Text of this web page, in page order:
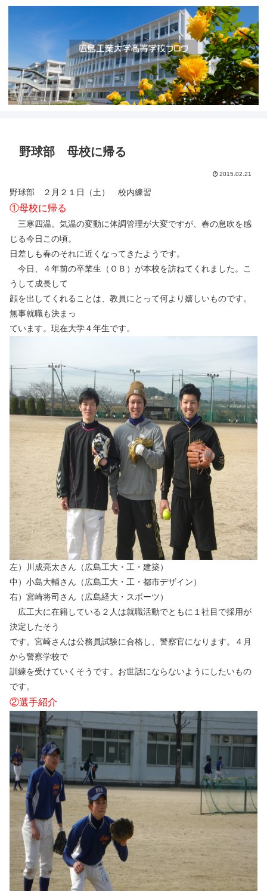
野球部 母校に帰る
2015.02.21
野球部 ２月２１日（土） 校内練習
①母校に帰る
三寒四温。気温の変動に体調管理が大変ですが、春の息吹を感
じる今日この頃。
日差しも春のそれに近くなってきたようです。
今日、４年前の卒業生（ＯＢ）が本校を訪ねてくれました。こ
うして成長して
顔を出してくれることは、教員にとって何より嬉しいものです。
無事就職も決まっ
ています。現在大学４年生です。
左）川成亮太さん（広島工大・工・建築）
中）小島大輔さん（広島工大・工・都市デザイン）
右）宮崎将司さん（広島経大・スポーツ）
広工大に在籍している２人は就職活動でともに１社目で採用が
決定したそう
です。宮崎さんは公務員試験に合格し、警察官になります。４月
から警察学校で
訓練を受けていくそうです。お世話にならないようにしたいもの
です。
②選手紹介